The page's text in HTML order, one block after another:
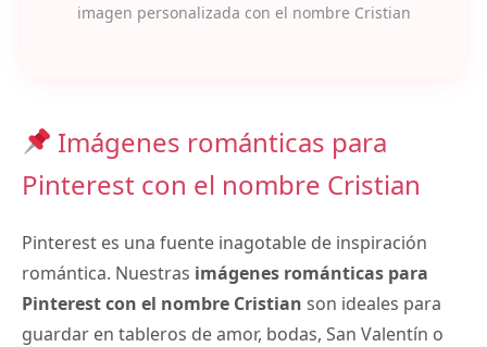
imagen personalizada con el nombre Cristian
Imágenes románticas para
Pinterest con el nombre Cristian
Pinterest es una fuente inagotable de inspiración
romántica. Nuestras imágenes románticas para
Pinterest con el nombre Cristian son ideales para
guardar en tableros de amor, bodas, San Valentín o